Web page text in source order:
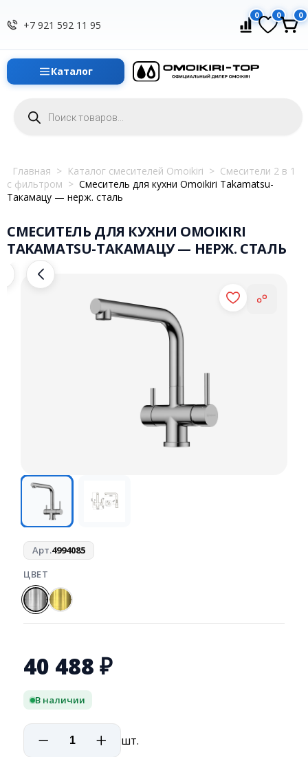
+7 921 592 11 95
0 0 0
Каталог
товаров
Главная > Каталог смесителей Omoikiri > Смесители 2 в 1
с фильтром > Смеситель для кухни Omoikiri Takamatsu-
Такамацу — нерж. сталь
СМЕСИТЕЛЬ ДЛЯ КУХНИ OMOIKIRI
TAKAMATSU-ТАКАМАЦУ — НЕРЖ. СТАЛЬ
Арт.4994085
ЦВЕТ
40 488 ₽
В наличии
шт.